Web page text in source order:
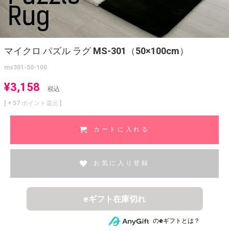
マイクロ パズル ラグ MS-301（50×100cm）
ms301-50-100
¥3,158
税込
[ + 57 ポイント還元 ]
カートに入れる
お気に入り登録
eギフト在庫切れ
のeギフトとは？